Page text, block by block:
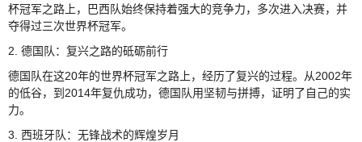
杯冠军之路上，巴西队始终保持着强大的竞争力，多次进入决赛，并
夺得过三次世界杯冠军。
2. 德国队：复兴之路的砥砺前行
德国队在这20年的世界杯冠军之路上，经历了复兴的过程。从2002年
的低谷，到2014年复仇成功，德国队用坚韧与拼搏，证明了自己的实
力。
3. 西班牙队：无锋战术的辉煌岁月